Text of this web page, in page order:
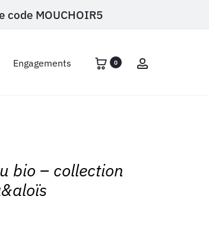
code MOUCHOIR5
Engagements 0
bio – collection